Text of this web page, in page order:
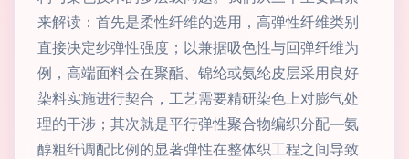
来解读：首先是柔性纤维的选用，高弹性纤维类别
直接决定纱弹性强度；以兼据吸色性与回弹纤维为
例，高端面料会在聚酯、锦纶或氨纶皮层采用良好
染料实施进行契合，工艺需要精研染色上对膨气处
理的干涉；其次就是平行弹性聚合物编织分配—氨
醇粗纤调配比例的显著弹性在整体织工程之间导致